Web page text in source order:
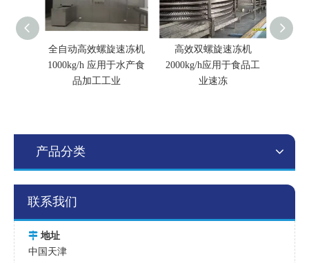
全自动高效螺旋速冻机
1000kg/h 应用于水产食
品加工工业
高效双螺旋速冻机
2000kg/h应用于食品工
业速冻
产品分类
联系我们
 地址
中国天津